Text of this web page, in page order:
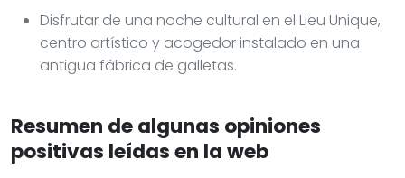
Disfrutar de una noche cultural en el Lieu Unique,
centro artístico y acogedor instalado en una
antigua fábrica de galletas.
Resumen de algunas opiniones
positivas leídas en la web